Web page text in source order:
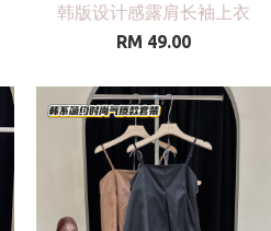
韩版设计感露肩长袖上衣
RM 49.00